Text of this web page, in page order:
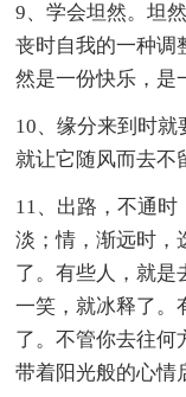
9、学会坦然。坦
丧时自我的一种调
然是一份快乐，是
10、缘分来到时
就让它随风而去不
11、出路，不通
淡；情，渐远时，
了。有些人，就是
一笑，就冰释了。
了。不管你去往何
带着阳光般的心情